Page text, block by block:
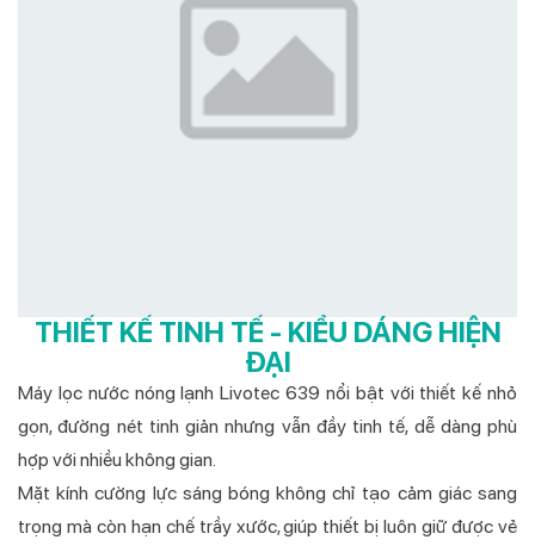
THIẾT KẾ TINH TẾ - KIỂU DÁNG HIỆN
ĐẠI
Máy lọc nước nóng lạnh Livotec 639 nổi bật với thiết kế nhỏ
gọn, đường nét tinh giản nhưng vẫn đầy tinh tế, dễ dàng phù
hợp với nhiều không gian.
Mặt kính cường lực sáng bóng không chỉ tạo cảm giác sang
trọng mà còn hạn chế trầy xước, giúp thiết bị luôn giữ được vẻ